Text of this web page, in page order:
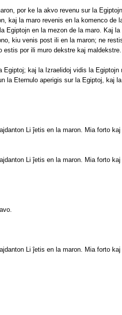
por ke la akvo revenu sur la
kaj la maro revenis en la komenco de
Egiptojn en la mezon de la maro. Kaj
kiu venis post ili en la maron; ne
estis por ili muro dekstre kaj maldekstre.
kaj la Izraelidoj vidis la Egiptojn
la Eternulo aperigis sur la Egiptoj, kaj
Li ĵetis en la maron. Mia forto
Li ĵetis en la maron. Mia forto
Li ĵetis en la maron. Mia forto